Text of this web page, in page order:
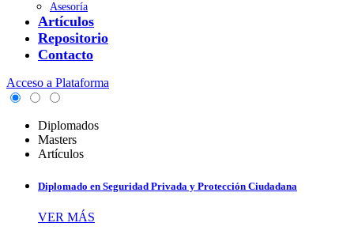
Asesoría
Artículos
Repositorio
Contacto
Acceso a Plataforma
Diplomados
Masters
Artículos
Diplomado en Seguridad Privada y Protección Ciudadana
VER MÁS